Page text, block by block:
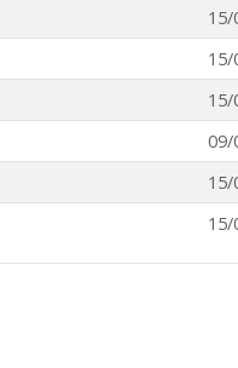
15/
15/
15/
09/
15/
15/